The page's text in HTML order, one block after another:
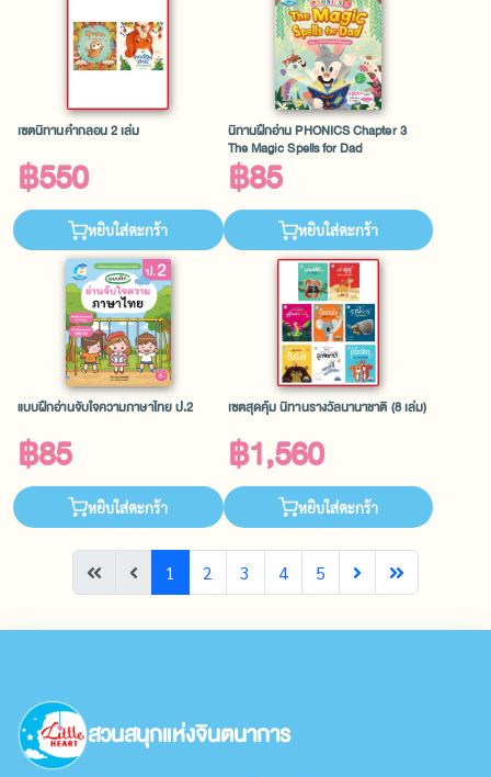
เซตนิทานคำกลอน 2 เล่ม
฿550
หยิบใส่ตะกร้า
นิทานฝึกอ่าน PHONICS Chapter 3
The Magic Spells for Dad
฿85
หยิบใส่ตะกร้า
แบบฝึกอ่านจับใจความภาษาไทย ป.2
฿85
หยิบใส่ตะกร้า
เซตสุดคุ้ม นิทานรางวัลนานาชาติ (8 เล่ม)
฿1,560
หยิบใส่ตะกร้า
1 2 3 4 5
สวนสนุกแห่งจินตนาการ